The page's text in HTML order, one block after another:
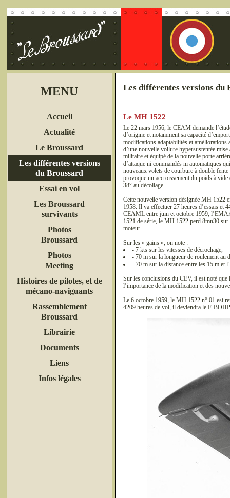
MENU
Accueil
Actualité
Le Broussard
Les différentes versions
du Broussard
Essai en vol
Les Broussard
survivants
Photos
Broussard
Photos
Meeting
Histoires de pilotes, et de
mécano-naviguants
Rassemblement
Broussard
Librairie
Documents
Liens
Infos légales
Les différentes versions du
Le MH 1522
Le 22 mars 1956, le CEAM demande
d’origine et notamment sa capacité
modifications adaptabilités et
d’une nouvelle voilure hypersustentée
militaire et équipé de la nouvelle porte
d’attaque ni commandés ni automatiques
nouveaux volets de courbure à double
provoque un accroissement du poids à
38° au décollage.
Cette nouvelle version désignée MH 1522
1958. Il va effectuer 27 heures d’essais et
CEAML entre juin et octobre 1959,
1521 de série, le MH 1522 perd 8mn30
moteur.
Sur les « gains », on note :
- 7 kts sur les vitesses de décrochage,
- 70 m sur la longueur de roulement au
- 70 m sur la distance entre les 15 m et
Sur les conclusions du CEV, il est noté que
l’importance de la modification et des
Le 6 octobre 1959, le MH 1522 n° 01 est
4209 heures de vol, il deviendra le F-